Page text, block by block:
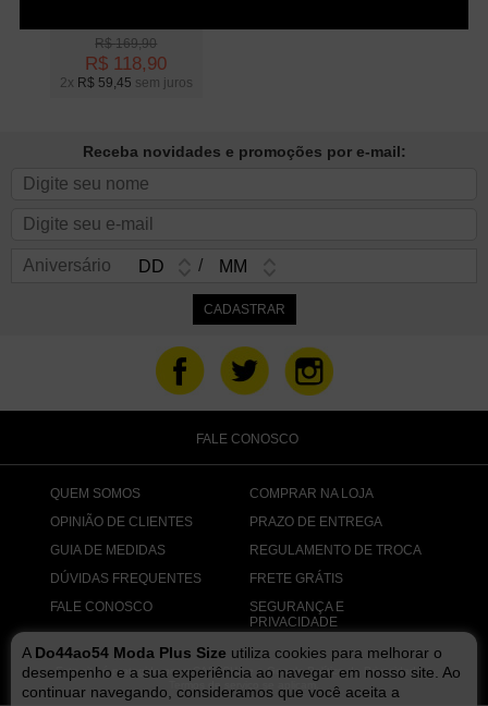
R$169,90
R$ 118,90
2x R$ 59,45 sem juros
A Do44ao54 Moda Plus Size utiliza cookies para melhorar o
desempenho e a sua experiência ao navegar em nosso site. Ao
continuar navegando, consideramos que você aceita a
Receba novidades e promoções por e-mail:
Aniversário /
FALE CONOSCO
QUEM SOMOS
OPINIÃO DE CLIENTES
GUIA DE MEDIDAS
DÚVIDAS FREQUENTES
FALE CONOSCO
COMPRAR NA LOJA
PRAZO DE ENTREGA
REGULAMENTO DE TROCA
FRETE GRÁTIS
SEGURANÇA E
PRIVACIDADE
Este site é protegido por reCAPTCHA e o GooglePolítica de Privacidadee
Termos de serviço
se aplicam.